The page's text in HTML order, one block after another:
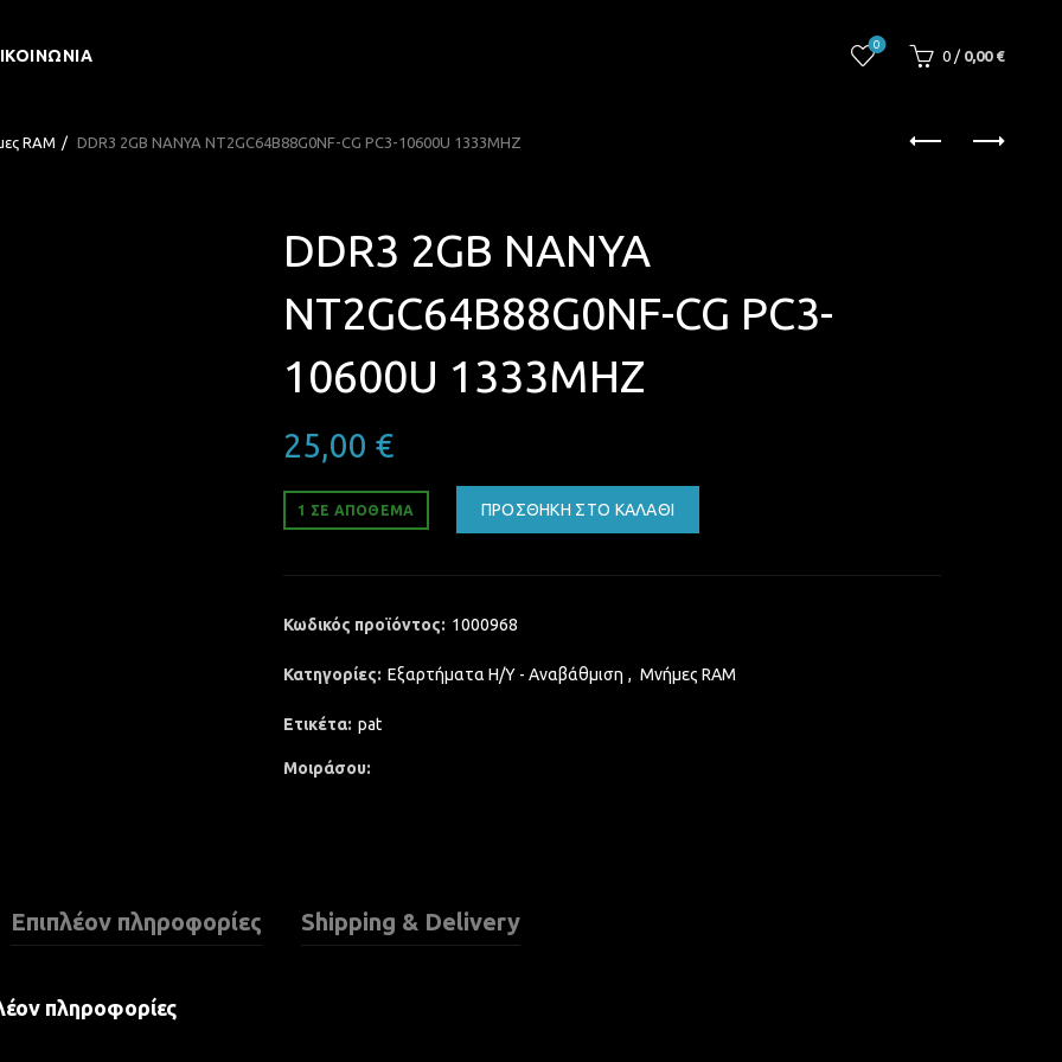
0
0 / 0,00 €
RAM DDR3 2GB NANYA NT2GC64B88G0NF-CG PC3-10600U 1333MHZ
DDR3 2GB NANYA
NT2GC64B88G0NF-CG PC3-
10600U 1333MHZ
25,00 €
1 ΣΕ ΑΠΌΘΕΜΑ ΠΡΟΣΘΉΚΗ ΣΤΟ ΚΑΛΆΘΙ
Κωδικός προϊόντος: 1000968
Κατηγορίες: Εξαρτήματα Η/Υ - Αναβάθμιση , Μνήμες RAM
Ετικέτα: pat
Μοιράσου
Επιπλέον πληροφορίες Shipping & Delivery
πληροφορίες